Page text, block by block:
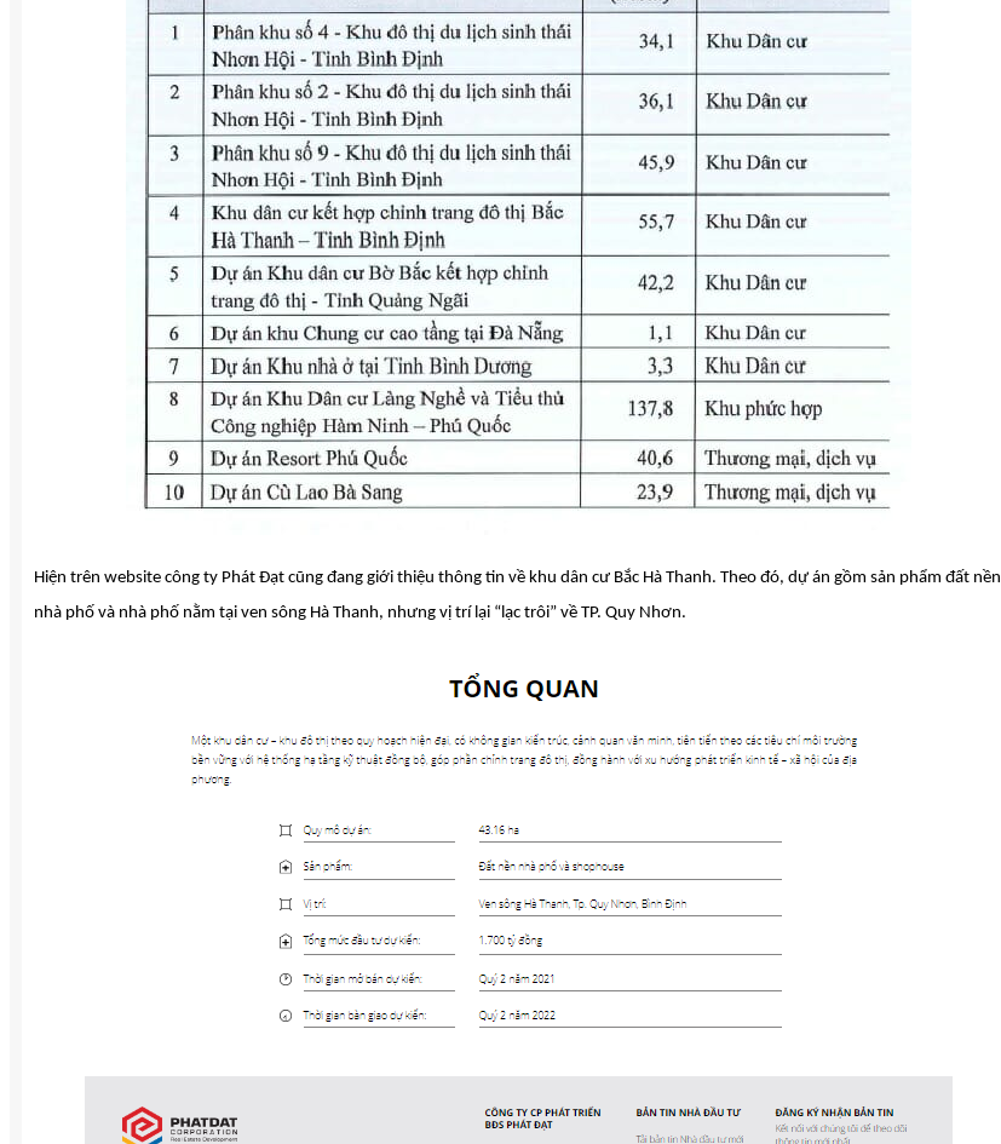
Hiện trên website công ty Phát Đạt cũng đang giới thiệu thông tin về khu dân cư Bắc Hà Thanh. Theo đó, dự án gồm sản phẩm đất nền
nhà phố và nhà phố nằm tại ven sông Hà Thanh, nhưng vị trí lại “lạc trôi” về TP. Quy Nhơn.